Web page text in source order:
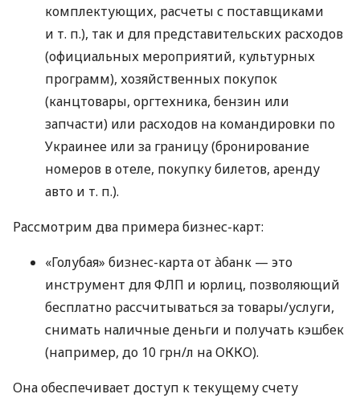
комплектующих, расчеты с поставщиками
и т. п.), так и для представительских расходов
(официальных мероприятий, культурных
программ), хозяйственных покупок
(канцтовары, оргтехника, бензин или
запчасти) или расходов на командировки по
Украинее или за границу (бронирование
номеров в отеле, покупку билетов, аренду
авто и т. п.).
Рассмотрим два примера бизнес-карт:
«Голубая» бизнес-карта от àбанк — это
инструмент для ФЛП и юрлиц, позволяющий
бесплатно рассчитываться за товары/услуги,
снимать наличные деньги и получать кэшбек
(например, до 10 грн/л на ОККО).
Она обеспечивает доступ к текущему счету